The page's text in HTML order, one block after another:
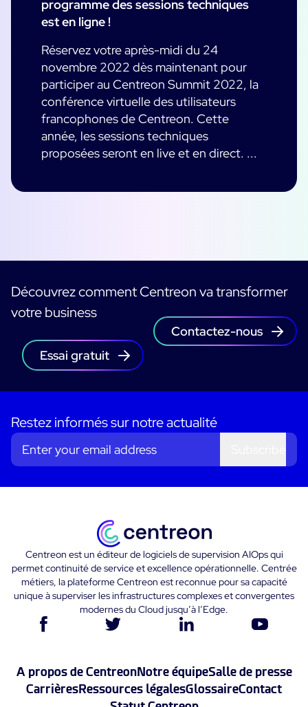
programme des sessions techniques
est en ligne !
Réservez votre après-midi du 24
novembre 2022 dès maintenant pour
participer au Centreon Summit 2022, la
conférence virtuelle des utilisateurs
francophones de Centreon. Cette
année, les sessions techniques
proposées seront en live et en direct. ...
Découvrez comment Centreon va transformer
votre business
Contactez-nous
Essai gratuit
Restez informés sur notre actualité
Centreon est un éditeur de logiciels de supervision AIOps qui
permet continuité de service et excellence opérationnelle. Centrée
métiers, la plateforme Centreon est reconnue pour sa capacité
unique à superviser les infrastructures complexes et convergentes
modernes du Cloud jusqu’à l’Edge.
A propos de CentreonNotre équipeSalle de presse
CarrièresRessources légalesGlossaireContact